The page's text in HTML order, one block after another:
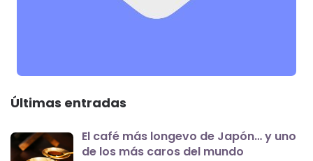
Últimas entradas
El café más longevo de Japón… y uno
de los más caros del mundo